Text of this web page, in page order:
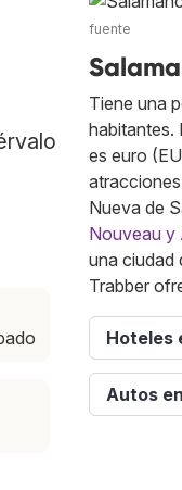
fuente
Tiene una
habitantes.
es euro
Nueva de
Nouveau y
una ciudad
Trabber
Hoteles
Autos